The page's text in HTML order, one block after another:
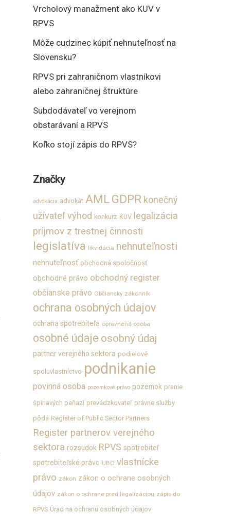
Vrcholový manažment ako KUV v
RPVS
Môže cudzinec kúpiť nehnuteľnosť na
Slovensku?
RPVS pri zahraničnom vlastníkovi
alebo zahraničnej štruktúre
Subdodávateľ vo verejnom
obstarávaní a RPVS
Koľko stojí zápis do RPVS?
Značky
advokácia advokát AML GDPR konečný
užívateľ výhod konkurz KUV legalizácia
príjmov z trestnej činnosti
legislatíva likvidácia nehnuteľnosti
nehnuteľnosť obchodná spoločnosť
obchodné právo obchodný register
občianske právo Občiansky zákonník
ochrana osobných údajov
ochrana spotrebiteľa oprávnená osoba
osobné údaje osobný údaj
partner verejného sektora podielové
spoluvlastníctvo podnikanie
povinná osoba pozemkové právo pozemok pranie
špinavých peňazí prevádzkovateľ právne služby
pôda Register of Public Sector Partners
Register partnerov verejného
sektora rozsudok RPVS spotrebiteľ
spotrebiteľské právo UBO vlastnícke
právo zákon zákon o ochrane osobných
údajov zákon o ochrane pred legalizáciou zápis do
RPVS Úrad na ochranu osobných údajov